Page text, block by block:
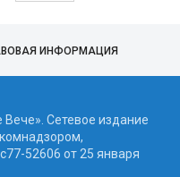
ИНФОРМАЦИЯ
Сетевое издание
52606 от 25 января